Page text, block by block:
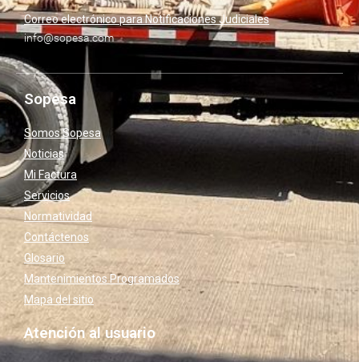
Correo electrónico para Notificaciones Judiciales
info@sopesa.com
Sopesa
Somos Sopesa
Noticias
Mi Factura
Servicios
Normatividad
Contáctenos
Glosario
Mantenimientos Programados
Mapa del sitio
Atención al usuario